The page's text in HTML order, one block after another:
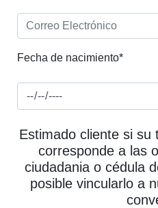
Fecha de nacimiento*
Estimado cliente si su
corresponde a las
ciudadania o cédula
posible vincularlo a